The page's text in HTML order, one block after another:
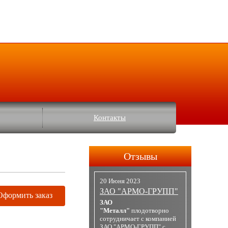
Контакты
заказ
Отзывы
20 Июня 2023
ЗАО "АРМО-ГРУПП"
ЗАО
"Металл" плодотворно
сотрудничает с компанией